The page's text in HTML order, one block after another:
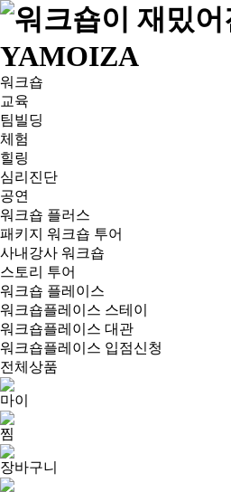
워크숍
교육
팀빌딩
체험
힐링
심리진단
공연
워크숍 플러스
패키지 워크숍 투어
사내강사 워크숍
스토리 투어
워크숍 플레이스
워크숍플레이스 스테이
워크숍플레이스 대관
워크숍플레이스 입점신청
전체상품
마이
찜
장바구니